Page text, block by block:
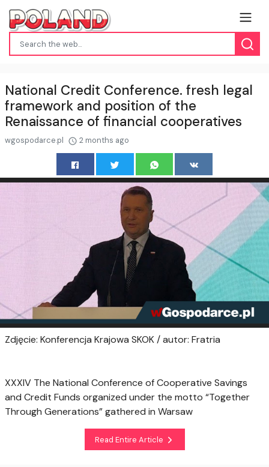
National Credit Conference. fresh legal
framework and position of the
Renaissance of financial cooperatives
wgospodarce.pl 2 months ago
Zdjęcie: Konferencja Krajowa SKOK / autor: Fratria
XXXIV The National Conference of Cooperative Savings
and Credit Funds organized under the motto “Together
Through Generations” gathered in Warsaw
Read Entire Article